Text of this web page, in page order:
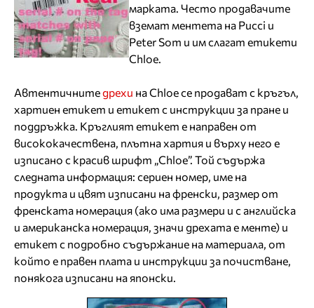
марката. Често продавачите
вземат ментета на Pucci и
Peter Som и им слагат етикети
Chloe.
Автентичнитедрехи на Chloe се продават с кръгъл,
хартиен етикет и етикет с инструкции за пране и
поддръжка. Кръглият етикет е направен от
висококачествена, плътна хартия и върху него е
изписано с красив шрифт „Chloe”. Той съдържа
следната информация: сериен номер, име на
продукта и цвят изписани на френски, размер от
френската номерация (ако има размери и с английска
и американска номерация, значи дрехата е менте) и
етикет с подробно съдържание на материала, от
който е правен плата и инструкции за почистване,
понякога изписани на японски.